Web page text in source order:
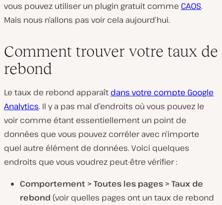
vous pouvez utiliser un plugin gratuit comme CAOS.
Mais nous n’allons pas voir cela aujourd’hui.
Comment trouver votre taux de
rebond
Le taux de rebond apparaît dans votre compte Google
Analytics. Il y a pas mal d’endroits où vous pouvez le
voir comme étant essentiellement un point de
données que vous pouvez corréler avec n’importe
quel autre élément de données. Voici quelques
endroits que vous voudrez peut-être vérifier :
Comportement > Toutes les pages > Taux de
rebond (voir quelles pages ont un taux de rebond